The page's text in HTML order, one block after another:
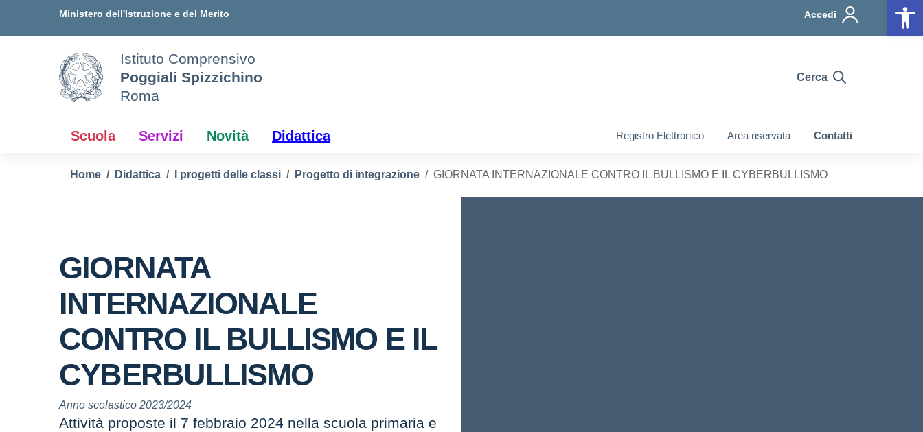
Ministero dell'Istruzione e del Merito Accedi
Istituto Comprensivo
Poggiali Spizzichino
Roma
Cerca
Scuola Servizi Novità Didattica Registro Elettronico Area riservata Contatti
Home Didattica I progetti delle classi Progetto di integrazione GIORNATA INTERNAZIONALE CONTRO IL BULLISMO E IL CYBERBULLISMO
GIORNATA
INTERNAZIONALE
CONTRO IL BULLISMO E IL
CYBERBULLISMO
Anno scolastico 2023/2024
Attività proposte il 7 febbraio 2024 nella scuola primaria e